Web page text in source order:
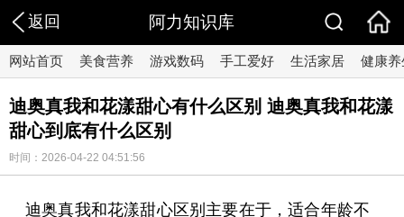
返回 阿力知识库
网站首页 美食营养 游戏数码 手工爱好 生活家居 健康养
迪奥真我和花漾甜心有什么区别 迪奥真我和花漾
甜心到底有什么区别
时间：2026-04-22 04:51:56
迪奥真我和花漾甜心区别主要在于，适合年龄不